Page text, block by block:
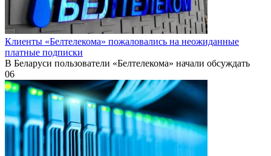
Клиенты «Белтелекома» пожаловались на неожиданные
платные подписки
В Беларуси пользователи «Белтелекома» начали обсуждать
06